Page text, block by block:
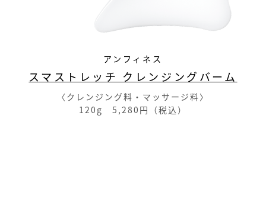
アンフィネス
スマストレッチ クレンジングバーム
〈クレンジング料・マッサージ料〉
120g 5,280円（税込）